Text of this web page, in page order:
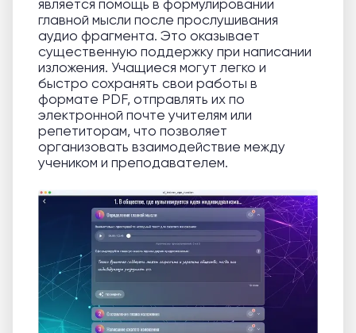
является помощь в формулировании
главной мысли после прослушивания
аудио фрагмента. Это оказывает
существенную поддержку при написании
изложения. Учащиеся могут легко и
быстро сохранять свои работы в
формате PDF, отправлять их по
электронной почте учителям или
репетиторам, что позволяет
организовать взаимодействие между
учеником и преподавателем.